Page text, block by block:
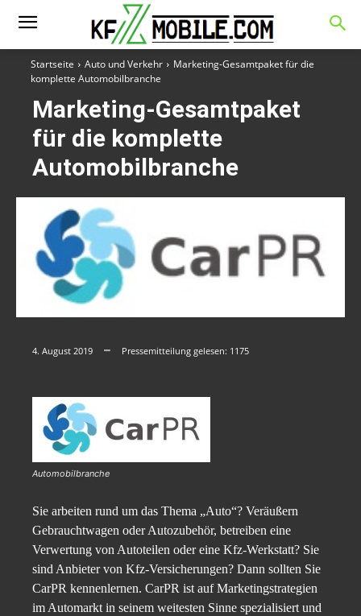
Startseite Auto und Verkehr
Marketing-Gesamtpaket für die
komplette Automobilbranche
Marketing-Gesamtpaket
für die komplette
Automobilbranche
4. August 2019 Pressemitteilung gelesen: 1175
Automobilbranche
Sie arbeiten rund um das Thema „Auto“? Veräußern
Gebrauchtwagen oder Autozubehör, betreiben eine
Verwertung von Autoteilen oder eine Kfz-Werkstatt? Sie
sind Anbieter von Kfz-Versicherungen? Dann sollten Sie
CarPR kennenlernen. CarPR ist auf Marketingstrategien
im Automarkt in seinem weitesten Sinne spezialisiert und